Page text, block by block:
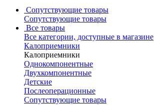
Сопутствующие товары
Сопутствующие товары
Все товары
Все категории, доступные в магазине
Калоприемники
Калоприемники
Однокомпонентные
Двухкомпонентные
Детские
Послеоперационные
Сопутствующие товары